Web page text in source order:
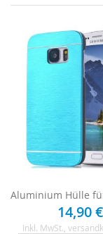
14,90 €
Inkl. MwSt. ,